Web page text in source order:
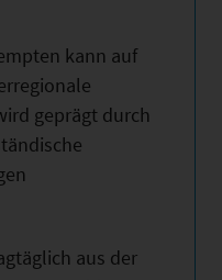
kann auf
geprägt durch
aus der